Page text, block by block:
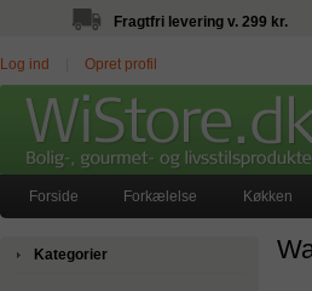
Fragtfri levering v. 299 kr.
Log ind Opret profil
Forside Forkælelse Køkken
Kategorier